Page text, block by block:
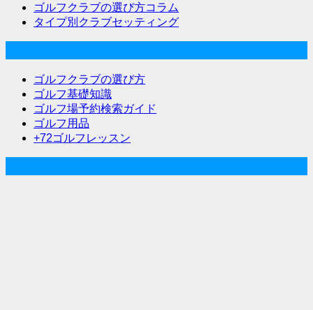
ゴルフクラブの選び方コラム
タイプ別クラブセッティング
ゴルフクラブの選び方
ゴルフ基礎知識
ゴルフ場予約検索ガイド
ゴルフ用品
+72ゴルフレッスン